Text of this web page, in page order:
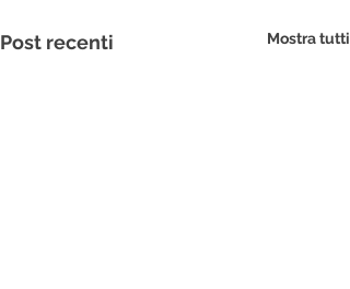
Post recenti Mostra tutti